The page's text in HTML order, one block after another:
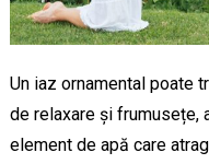
Un iaz ornamental poate
de relaxare și frumusețe,
element de apă care